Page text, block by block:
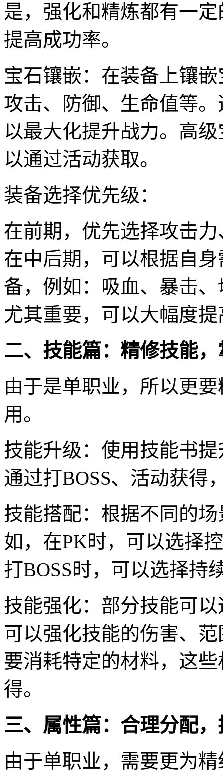
是，强化和精炼都有一
提高成功率。
宝石镶嵌：在装备上镶
攻击、防御、生命值等
以最大化提升战力。高
以通过活动获取。
装备选择优先级：
在前期，优先选择攻击
在中后期，可以根据自
备，例如：吸血、暴击
尤其重要，可以大幅度
二、技能篇：精修技能
由于是单职业，所以更
用。
技能升级：使用技能书
通过打BOSS、活动获得
技能搭配：根据不同的
如，在PK时，可以选择
打BOSS时，可以选择持
技能强化：部分技能可
可以强化技能的伤害、
要消耗特定的材料，这
得。
三、属性篇：合理分配
由于单职业，需要更为